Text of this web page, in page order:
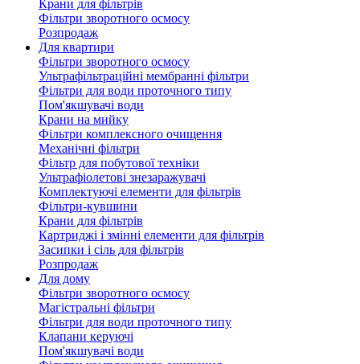
Крани для фільтрів
Фільтри зворотного осмосу
Розпродаж
Для квартири
Фільтри зворотного осмосу
Ультрафільтраційні мембранні фільтри
Фільтри для води проточного типу
Пом'якшувачі води
Крани на мийку
Фільтри комплексного очищення
Механічні фільтри
Фільтр для побутової техніки
Ультрафіолетові знезаражувачі
Комплектуючі елементи для фільтрів
Фільтри-кувшини
Крани для фільтрів
Картриджі і змінні елементи для фільтрів
Засипки і сіль для фільтрів
Розпродаж
Для дому
Фільтри зворотного осмосу
Магістральні фільтри
Фільтри для води проточного типу
Клапани керуючі
Пом'якшувачі води